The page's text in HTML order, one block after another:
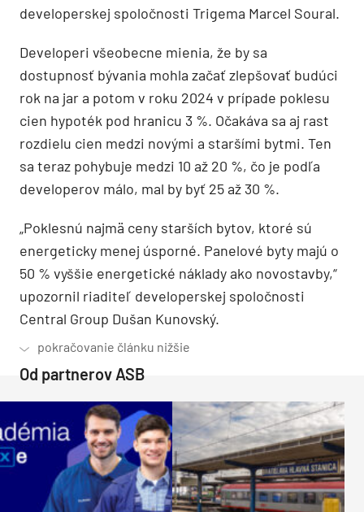
developerskej spoločnosti Trigema Marcel Soural.
Developeri všeobecne mienia, že by sa
dostupnosť bývania mohla začať zlepšovať budúci
rok na jar a potom v roku 2024 v prípade poklesu
cien hypoték pod hranicu 3 %. Očakáva sa aj rast
rozdielu cien medzi novými a staršími bytmi. Ten
sa teraz pohybuje medzi 10 až 20 %, čo je podľa
developerov málo, mal by byť 25 až 30 %.
„Poklesnú najmä ceny starších bytov, ktoré sú
energeticky menej úsporné. Panelové byty majú o
50 % vyššie energetické náklady ako novostavby,“
upozornil riaditeľ developerskej spoločnosti
Central Group Dušan Kunovský.
Od partnerov ASB